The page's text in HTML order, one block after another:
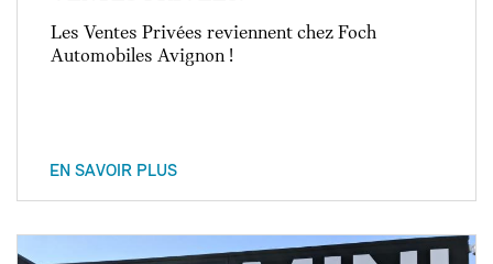
Les Ventes Privées reviennent chez Foch
Automobiles Avignon !
EN SAVOIR PLUS